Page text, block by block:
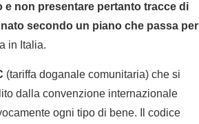
non presentare pertanto tracce di
secondo un piano che passa per
in Italia.
(tariffa doganale comunitaria) che si
dalla convenzione internazionale
ogni tipo di bene. Il codice